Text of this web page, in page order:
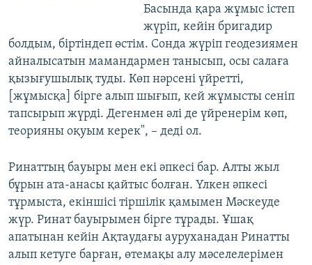
Басында қара жұмыс істеп
жүріп, кейін бригадир
болдым, біртіндеп өстім. Сонда жүріп геодезиямен
айналысатын мамандармен танысып, осы салаға
қызығушылық туды. Көп нәрсені үйретті,
[жұмысқа] бірге алып шығып, кей жұмысты сеніп
тапсырып жүрді. Дегенмен әлі де үйренерім көп,
теорияны оқуым керек", – деді ол.
Ринаттың бауыры мен екі әпкесі бар. Алты жыл
бұрын ата-анасы қайтыс болған. Үлкен әпкесі
тұрмыста, екіншісі тіршілік қамымен Мәскеуде
жүр. Ринат бауырымен бірге тұрады. Ұшақ
апатынан кейін Ақтаудағы ауруханадан Ринатты
алып кетуге барған, өтемақы алу мәселелерімен